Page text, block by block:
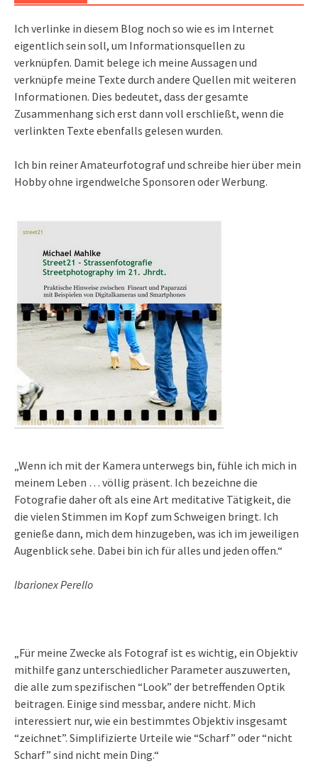
Ich verlinke in diesem Blog noch so wie es im Internet
eigentlich sein soll, um Informationsquellen zu
verknüpfen. Damit belege ich meine Aussagen und
verknüpfe meine Texte durch andere Quellen mit weiteren
Informationen. Dies bedeutet, dass der gesamte
Zusammenhang sich erst dann voll erschließt, wenn die
verlinkten Texte ebenfalls gelesen wurden.
Ich bin reiner Amateurfotograf und schreibe hier über mein
Hobby ohne irgendwelche Sponsoren oder Werbung.
„Wenn ich mit der Kamera unterwegs bin, fühle ich mich in
meinem Leben … völlig präsent. Ich bezeichne die
Fotografie daher oft als eine Art meditative Tätigkeit, die
die vielen Stimmen im Kopf zum Schweigen bringt. Ich
genieße dann, mich dem hinzugeben, was ich im jeweiligen
Augenblick sehe. Dabei bin ich für alles und jeden offen.“
Ibarionex Perello
„Für meine Zwecke als Fotograf ist es wichtig, ein Objektiv
mithilfe ganz unterschiedlicher Parameter auszuwerten,
die alle zum spezifischen “Look” der betreffenden Optik
beitragen. Einige sind messbar, andere nicht. Mich
interessiert nur, wie ein bestimmtes Objektiv insgesamt
“zeichnet”. Simplifizierte Urteile wie “Scharf” oder “nicht
Scharf” sind nicht mein Ding.“